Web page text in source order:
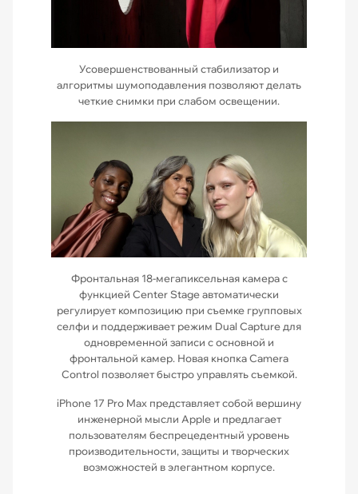
Усовершенствованный стабилизатор и
алгоритмы шумоподавления позволяют делать
четкие снимки при слабом освещении.
Фронтальная 18-мегапиксельная камера с
функцией Center Stage автоматически
регулирует композицию при съемке групповых
селфи и поддерживает режим Dual Capture для
одновременной записи с основной и
фронтальной камер. Новая кнопка Camera
Control позволяет быстро управлять съемкой.
iPhone 17 Pro Max представляет собой вершину
инженерной мысли Apple и предлагает
пользователям беспрецедентный уровень
производительности, защиты и творческих
возможностей в элегантном корпусе.